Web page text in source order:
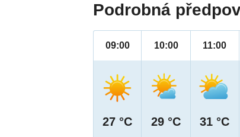
Podrobná
09:00
27 °C
10:00
29 °C
11:00
31 °C